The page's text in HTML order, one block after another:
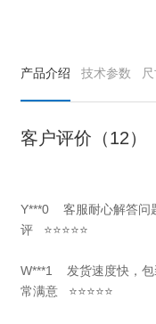
产品介绍 技术参数
客户评价（12）
Y***0 客服耐心解答问
评 ⭐⭐⭐⭐⭐
W***1 发货速度快，包
常满意 ⭐⭐⭐⭐⭐